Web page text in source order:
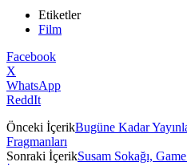
Etiketler
Film
Facebook
X
WhatsApp
ReddIt
Önceki İçerikBugüne Kadar
Fragmanları
Sonraki İçerikSusam Sokağı,